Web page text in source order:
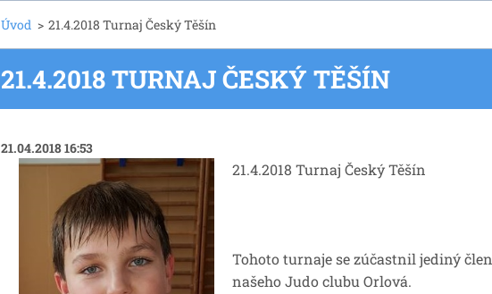
Úvod > 21.4.2018 Turnaj Český Těšín
21.4.2018 TURNAJ ČESKÝ TĚŠÍN
21.04.2018 16:53
21.4.2018 Turnaj Český Těšín
Tohoto turnaje se zúčastnil jediný člen
našeho Judo clubu Orlová.